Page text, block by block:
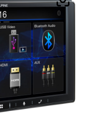
€1.149,00
(Inclusief€199,41
BTW)
(Inclusief BTW)